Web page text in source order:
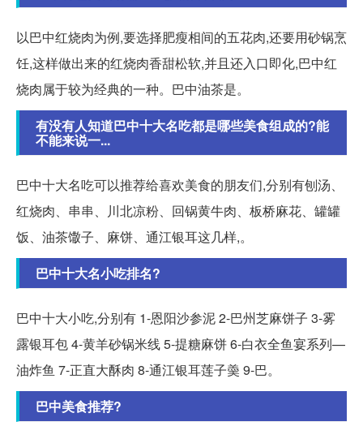
以巴中红烧肉为例,要选择肥瘦相间的五花肉,还要用砂锅烹
饪,这样做出来的红烧肉香甜松软,并且还入口即化,巴中红
烧肉属于较为经典的一种。巴中油茶是。
有没有人知道巴中十大名吃都是哪些美食组成的?能
不能来说一...
巴中十大名吃可以推荐给喜欢美食的朋友们,分别有刨汤、
红烧肉、串串、川北凉粉、回锅黄牛肉、板桥麻花、罐罐
饭、油茶馓子、麻饼、通江银耳这几样,。
巴中十大名小吃排名?
巴中十大小吃,分别有 1-恩阳沙参泥 2-巴州芝麻饼子 3-雾
露银耳包 4-黄羊砂锅米线 5-提糖麻饼 6-白衣全鱼宴系列—
油炸鱼 7-正直大酥肉 8-通江银耳莲子羮 9-巴。
巴中美食推荐?